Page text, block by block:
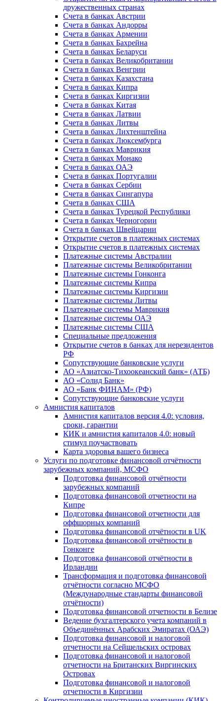
дружественных странах
Счета в банках Австрии
Счета в банках Андорры
Счета в банках Армении
Счета в банках Бахрейна
Счета в банках Беларуси
Счета в банках Великобритании
Счета в банках Венгрии
Счета в банках Казахстана
Счета в банках Кипра
Счета в банках Киргизии
Счета в банках Китая
Счета в банках Латвии
Счета в банках Литвы
Счета в банках Лихтенштейна
Счета в банках Люксембурга
Счета в банках Маврикия
Счета в банках Монако
Счета в банках ОАЭ
Счета в банках Португалии
Счета в банках Сербии
Счета в банках Сингапура
Счета в банках США
Счета в банках Турецкой Республики
Счета в банках Черногории
Счета в банках Швейцарии
Открытие счетов в платежных системах
Открытие счетов в платежных системах
Платежные системы Австралии
Платежные системы Великобритании
Платежные системы Гонконга
Платежные системы Кипра
Платежные системы Киргизии
Платежные системы Литвы
Платежные системы Маврикия
Платежные системы ОАЭ
Платежные системы США
Специальные предложения
Открытие счетов в банках для нерезидентов
РФ
Сопутствующие банковские услуги
АО «Азиатско-Тихоокеанский банк» (АТБ)
АО «Солид Банк»
АО «Банк ФИНАМ» (РФ)
Сопутствующие банковские услуги
Амнистия капиталов
Амнистия капиталов версия 4.0: условия,
сроки, гарантии
КИК и амнистия капиталов 4.0: новый
стимул поучаствовать
Карта здоровья вашего бизнеса
Услуги по подготовке финансовой отчётности
зарубежных компаний, МСФО
Подготовка финансовой отчётности
зарубежных компаний
Подготовка финансовой отчетности на
Кипре
Подготовка финансовой отчетности для
оффшорных компаний
Подготовка финансовой отчётности в UK
Подготовка финансовой отчётности в
Гонконге
Подготовка финансовой отчётности в
Ирландии
Трансформация и подготовка финансовой
отчётности согласно МСФО
(Международные стандарты финансовой
отчётности)
Подготовка финансовой отчетности в Белизе
Ведение бухгалтерского учета компаний в
Объединённых Арабских Эмиратах (ОАЭ)
Подготовка финансовой и налоговой
отчетности на Сейшельских островах
Подготовка финансовой и налоговой
отчетности на Британских Виргинских
Островах
Подготовка финансовой и налоговой
отчетности в Киргизии